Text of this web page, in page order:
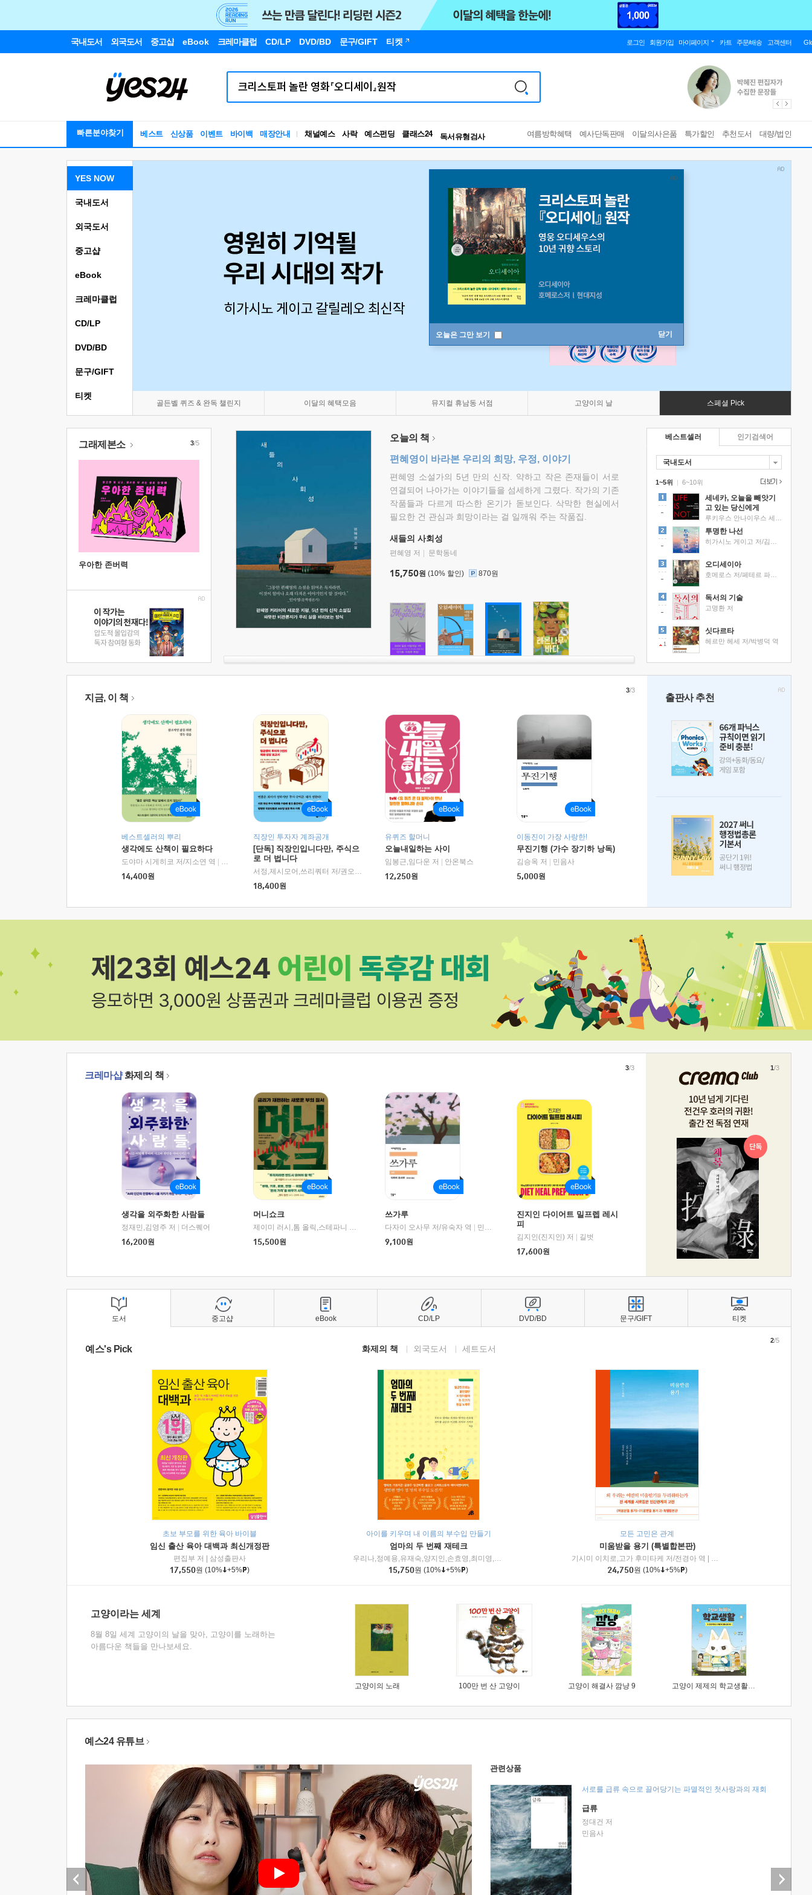
국내도서 외국도서 중고샵 eBook 크레마클럽 CD/LP DVD/BD 문구/GIFT 티켓 로그인 회원가입 마이페이지 카트 주문/배송 고객센터
빠른분야찾기 베스트 신상품 이벤트 바이백 매장안내 채널예스 사락 예스펀딩 클래스24
독서유형검사
RBTI Lab
독서유형검사
여름방학혜택 예사단독판매 이달의사은품 특가할인 추천도서 대량/법인
오늘은 그만 보기 닫기
YES NOW
골든벨 퀴즈 & 완독 챌린지 이달의 혜택모음 뮤지컬 휴남동 서점 고양이의 날 스페셜 Pick
국내도서
외국도서
중고샵
eBook
크레마클럽
CD/LP
DVD/BD
문구/GIFT
티켓
그래제본소
우아한 존버력
3/5 오늘의 책
편혜영이 바라본 우리의 희망, 우정, 이야기
편혜영 소설가의 5년 만의 신작. 약하고 작은 존재들이 서로
연결되어 나아가는 이야기들을 섬세하게 그렸다. 작가의 기존
작품들과 다르게 따스한 온기가 돋보인다. 삭막한 현실에서
필요한 건 관심과 희망이라는 걸 일깨워 주는 작품집.
새들의 사회성
편혜영 저 문학동네
15,750원 (10% 할인) 870원
베스트셀러
국내도서
1~5위 |
세네카, 오늘을 빼앗기
고 있는 당신에게
투명한 나선
오디세이아
독서의 기술
고명환 저
1
싯다르타
헤르만 헤세 저/박병덕 역
6~10위
인기검색어
지금, 이 책
베스트셀러의 뿌리
생각에도 산책이 필요하다
도야마 시게히코 저/지소연 역
알에이치코리아(RHK)
14,400원
직장인 투자자 계좌공개
[단독] 직장인입니다만, 주식으
로 더 법니다
서정,제시모어,쓰리쿼터 저/권오태,시그널리포트 편
18,400원
유퀴즈 할머니
오늘내일하는 사이
임봉근,임다운 저
안온북스
12,250원
이동진이 가장 사랑한!
무진기행 (가수 장기하 낭독)
김승옥 저
민음사
5,000원
3/3
출판사 추천
크레마샵화제의 책
생각을 외주화한 사람들
정재민,김영주 저
더스퀘어
16,200원
머니쇼크
제이미 러시,톰 올릭,스테파니 플랜더스 편저/임경은 역/박정호 감수 |
교보문고
15,500원
쓰가루
다자이 오사무 저/유숙자 역
민음사
9,100원
진지인 다이어트 밀프렙 레시
피
김지인(진지인) 저
길벗
17,600원
3/3 1/3
도서
예스's Pick 화제의 책 외국도서 세트도서
초보 부모를 위한 육아 바이블
임신 출산 육아 대백과 최신개정판
편집부 저
삼성출판사
17,550원 (10% +5% )
아이를 키우며 내 이름의 부수입 만들기
엄마의 두 번째 재테크
우리나,정예용,유재숙,양지인,손효영,최미영,조민주,이진현,차미숙,서미숙 저 | 제이브리즈북스
15,750원 (10% +5% )
모든 고민은 관계
미움받을 용기 (특별합본판)
기시미 이치로,고가 후미타케 저/전경아 역
인플루엔셜
24,750원 (10% +5% )
2/5
고양이라는 세계
8월 8일 세계 고양이의 날을 맞아, 고양이를 노래하는
아름다운 책들을 만나보세요.
고양이의 노래 100만 번 산 고양이 고양이 해결사 깜냥 9 고양이 제제의 학교생활 1 : 초등학생이 이렇게 힘들 줄이야
중고샵 eBook CD/LP DVD/BD 문구/GIFT 티켓
예스24 유튜브
관련상품
서로를 급류 속으로 끌어당기는 파멸적인 첫사랑과의 재회
급류
정대건 저
민음사